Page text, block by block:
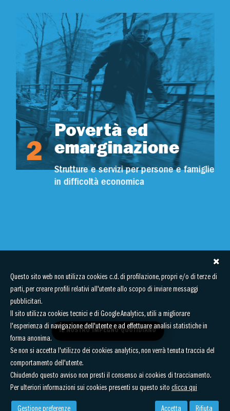
2
Povertà ed
emarginazione
Strutture e servizi per persone e famiglie
in difficoltà economica
IL NOSTRO IMPEGNO QUOTIDIANO
Questo sito web non utilizza cookies c.d. di profilazione, propri e/o di terze di
parti, per creare profili relativi all'utente allo scopo di inviare messaggi
pubblicitari.
Il sito utilizza cookies tecnici e di Google Analytics, utili a migliorare
l'esperienza di navigazione dell'utente e ad effettuare analisi statistiche in
forma anonima.
Se non si accetta l'utilizzo dei cookies analytics, non verrà tenuta traccia del
comportamento dell'utente.
Chiudendo questo avviso non presti il consenso ai cookies di tracciamento.
Per ulteriori informazioni sui cookies presenti su questo sitoclicca qui